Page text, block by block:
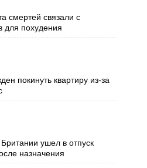
смертей связали с
для похудения
покинуть квартиру из-за
ушел в отпуск
назначения